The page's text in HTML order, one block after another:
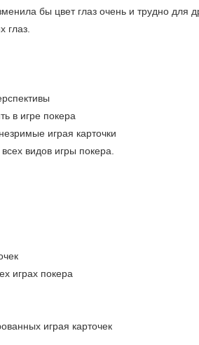
бы цвет глаз очень и трудно для
глаз.
в игре покера
играя карточки
видов игры покера.
играх покера
играя карточек